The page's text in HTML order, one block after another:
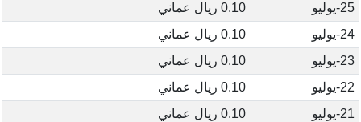
25-يوليو
0.10 ريال عماني
24-يوليو
0.10 ريال عماني
23-يوليو
0.10 ريال عماني
22-يوليو
0.10 ريال عماني
21-يوليو
0.10 ريال عماني